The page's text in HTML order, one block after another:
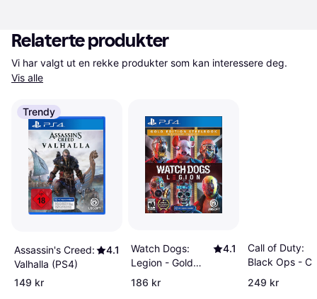
Relaterte produkter
Vis alle
Trendy
Assassin's Creed:
Valhalla (PS4)
4.1
149 kr
Watch Dogs:
Legion - Gold
Steelbook Edition
4.1
186 kr
Call of Duty:
Black Ops -
War (PS4)
249 kr